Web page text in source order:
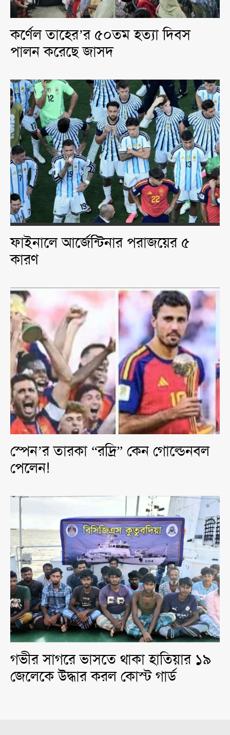
কর্ণেল তাহের’র ৫০তম হত্যা দিবস
পালন করেছে জাসদ
ফাইনালে আর্জেন্টিনার পরাজয়ের ৫
কারণ
স্পেন’র তারকা “রদ্রি” কেন গোল্ডেনবল
পেলেন!
গভীর সাগরে ভাসতে থাকা হাতিয়ার ১৯
জেলেকে উদ্ধার করল কোস্ট গার্ড